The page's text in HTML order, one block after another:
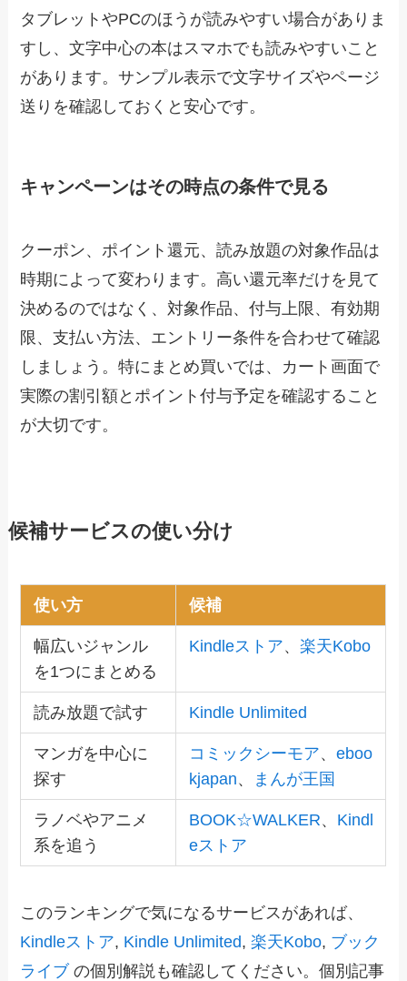
タブレットやPCのほうが読みやすい場合がありま
すし、文字中心の本はスマホでも読みやすいこと
があります。サンプル表示で文字サイズやページ
送りを確認しておくと安心です。
キャンペーンはその時点の条件で見る
クーポン、ポイント還元、読み放題の対象作品は
時期によって変わります。高い還元率だけを見て
決めるのではなく、対象作品、付与上限、有効期
限、支払い方法、エントリー条件を合わせて確認
しましょう。特にまとめ買いでは、カート画面で
実際の割引額とポイント付与予定を確認すること
が大切です。
候補サービスの使い分け
使い方 候補
幅広いジャンル
を1つにまとめる
Kindleストア、 楽天Kobo
読み放題で試す Kindle Unlimited
マンガを中心に
探す
コミックシーモア、 eboo
kjapan、 まんが王国
ラノベやアニメ
系を追う
BOOK☆WALKER、 Kindl
eストア
このランキングで気になるサービスがあれば、
Kindleストア, Kindle Unlimited,楽天Kobo, ブック
ライブ の個別解説も確認してください。個別記事